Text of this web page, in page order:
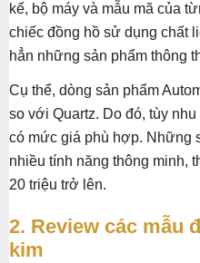
kế, bộ máy và mẫu mã của
chiếc đồng hồ sử dụng chất
hẳn những sản phẩm thông
Cụ thể, dòng sản phẩm
so với Quartz. Do đó, tùy
có mức giá phù hợp. Những
nhiều tính năng thông minh,
20 triệu trở lên.
2. Review các mẫu
kim